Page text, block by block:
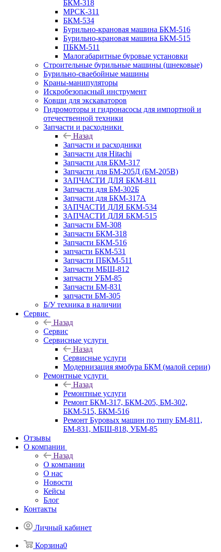
БКМ-318
МРСК-311
БКМ-534
Бурильно-крановая машина БКМ-516
Бурильно-крановая машина БКМ-515
ПБКМ-511
Малогабаритные буровые установки
Строительные бурильные машины (шнековые)
Бурильно-сваебойные машины
Краны-манипуляторы
Искробезопасный инструмент
Ковши для экскаваторов
Гидромоторы и гидронасосы для импортной и
отечественной техники
Запчасти и расходники
Назад
Запчасти и расходники
Запчасти для Hitachi
Запчасти для БКМ-317
Запчасти для БМ-205Д (БМ-205В)
ЗАПЧАСТИ ДЛЯ БКМ-811
Запчасти для БМ-302Б
Запчасти для БКМ-317А
ЗАПЧАСТИ ДЛЯ БКМ-534
ЗАПЧАСТИ ДЛЯ БКМ-515
Запчасти БМ-308
Запчасти БКМ-318
Запчасти БКМ-516
запчасти БКМ-531
Запчасти ПБКМ-511
Запчасти МБШ-812
запчасти УБМ-85
Запчасти БМ-831
запчасти БМ-305
Б/У техника в наличии
Сервис
Назад
Сервис
Сервисные услуги
Назад
Сервисные услуги
Модернизация ямобура БКМ (малой серии)
Ремонтные услуги
Назад
Ремонтные услуги
Ремонт БКМ-317, БКМ-205, БМ-302,
БКМ-515, БКМ-516
Ремонт Буровых машин по типу БМ-811,
БМ-831, МБШ-818, УБМ-85
Отзывы
О компании
Назад
О компании
О нас
Новости
Кейсы
Блог
Контакты
Личный кабинет
Корзина0